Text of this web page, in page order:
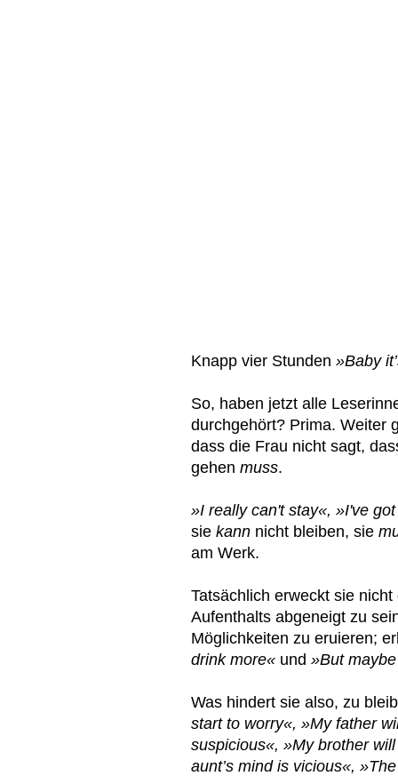
Knapp vier Stunden »Baby
So, haben jetzt alle
durchgehört? Prima. Weiter
dass die Frau nicht sagt,
gehen muss.
»I really can't stay«, »I've
sie kann nicht bleiben, sie
am Werk.
Tatsächlich erweckt sie
Aufenthalts abgeneigt zu
Möglichkeiten zu eruieren;
drink more« und »But
Was hindert sie also, zu
start to worry«, »My father
suspicious«, »My brother
aunt’s mind is vicious«,